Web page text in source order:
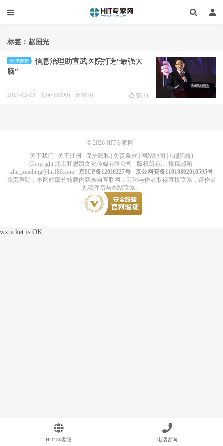
标签：赵国光
管理视野
信息治理助宣武医院打造“最强大
脑”
2017-12-13 阅读(13399) 评论(0) 赞(1 )
© 2026 HIT专家网
关于我们
关于注册 保护隐私 免责条款 网站地图
加盟我们
Copyright 北京和思凯文化传媒有限公司 版权所有. 投稿邮箱:
zhu_xiaobing@hit180.com
京ICP备12020227号
京公网安备11010802010595号
免责声明：本网站部分转载内容来自互联网，无法与作者取得直接联系，请作者
见稿件后与本站联系。
HIT180客服 电话咨询
wxticket is OK